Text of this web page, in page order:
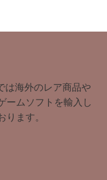
は海外のレア商品や
ームソフトを輸入し
ります。